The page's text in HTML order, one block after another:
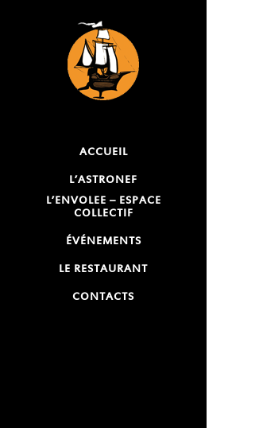
ACCUEIL
L’ASTRONEF
L’ENVOLEE – ESPACE
COLLECTIF
ÉVÉNEMENTS
LE RESTAURANT
CONTACTS